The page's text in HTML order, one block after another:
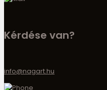
Kérdése van?
info@nagart.hu